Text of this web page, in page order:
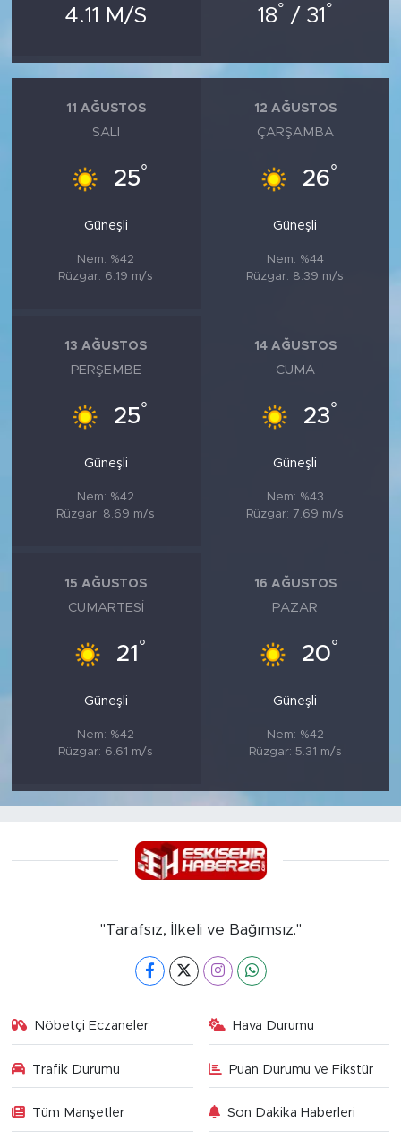
4.11 M/S 18° / 31 °
11 AĞUSTOS
SALI
25°
Güneşli
Nem: %42
Rüzgar: 6.19 m/s
12 AĞUSTOS
ÇARŞAMBA
26°
Güneşli
Nem: %44
Rüzgar: 8.39 m/s
13 AĞUSTOS
PERŞEMBE
25°
Güneşli
Nem: %42
Rüzgar: 8.69 m/s
14 AĞUSTOS
CUMA
23°
Güneşli
Nem: %43
Rüzgar: 7.69 m/s
15 AĞUSTOS
CUMARTESI
21 °
Güneşli
Nem: %42
Rüzgar: 6.61 m/s
16 AĞUSTOS
PAZAR
20°
Güneşli
Nem: %42
Rüzgar: 5.31 m/s
"Tarafsız, İlkeli ve Bağımsız."
Nöbetçi Eczaneler Hava Durumu
Trafik Durumu Puan Durumu ve Fikstür
Tüm Manşetler Son Dakika Haberleri